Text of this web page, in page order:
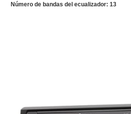
Número de bandas del ecualizador: 13